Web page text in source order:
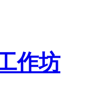
作坊